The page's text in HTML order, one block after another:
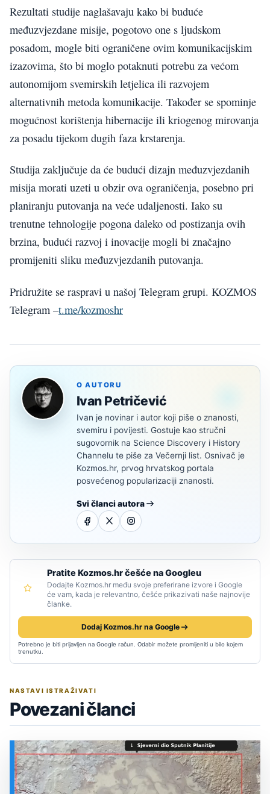
Rezultati studije naglašavaju kako bi buduće
međuzvjezdane misije, pogotovo one s ljudskom
posadom, mogle biti ograničene ovim komunikacijskim
izazovima, što bi moglo potaknuti potrebu za većom
autonomijom svemirskih letjelica ili razvojem
alternativnih metoda komunikacije. Također se spominje
mogućnost korištenja hibernacije ili kriogenog mirovanja
za posadu tijekom dugih faza krstarenja.
Studija zaključuje da će budući dizajn međuzvjezdanih
misija morati uzeti u obzir ova ograničenja, posebno pri
planiranju putovanja na veće udaljenosti. Iako su
trenutne tehnologije pogona daleko od postizanja ovih
brzina, budući razvoj i inovacije mogli bi značajno
promijeniti sliku međuzvjezdanih putovanja.
Pridružite se raspravi u našoj Telegram grupi. KOZMOS
Telegram –t.me/kozmoshr
O AUTORU
Ivan Petričević
Ivan je novinar i autor koji piše o znanosti,
svemiru i povijesti. Gostuje kao stručni
sugovornik na Science Discovery i History
Channelu te piše za Večernji list. Osnivač je
Kozmos.hr, prvog hrvatskog portala
posvećenog popularizaciji znanosti.
Svi članci autora
Pratite Kozmos.hr češće na Googleu
Dodajte Kozmos.hr među svoje preferirane izvore i Google
će vam, kada je relevantno, češće prikazivati naše najnovije
članke.
Dodaj Kozmos.hr na Google
Potrebno je biti prijavljen na Google račun. Odabir možete promijeniti u bilo kojem
trenutku.
NASTAVI ISTRAŽIVATI
Povezani članci